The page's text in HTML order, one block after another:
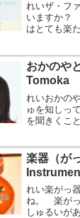
れいザ・フ
いますか？
はとても楽
ブでは無料
のしむこと
おかのや
Tomoka
れいおかの
ゅを知しっ
を聞きくこ
ユーTubeチ
どう画がを
楽器（が
れい楽がっ
ね。 楽がっ
しゅるいが